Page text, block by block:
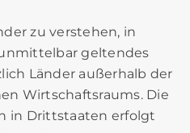
zu verstehen, in
geltendes
Länder außerhalb der
Wirtschaftsraums. Die
in Drittstaaten erfolgt